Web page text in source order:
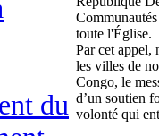
du
toute l'Église.
Par cet appel,
les villes de
Congo, le
d’un soutien
volonté qui